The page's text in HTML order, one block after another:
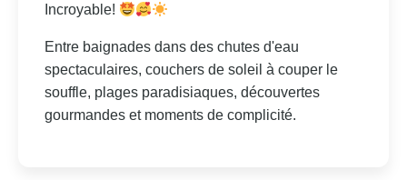
Incroyable!
Entre baignades dans des chutes d'eau
spectaculaires, couchers de soleil à couper le
souffle, plages paradisiaques, découvertes
gourmandes et moments de complicité.